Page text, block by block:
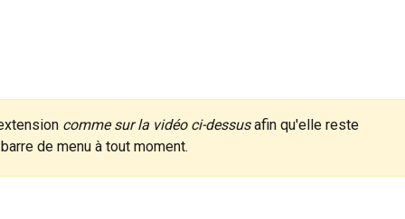
comme sur la vidéo ci-dessus afin qu'elle reste
de menu à tout moment.